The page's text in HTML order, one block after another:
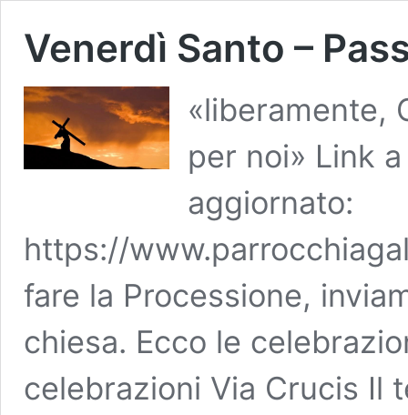
Venerdì Santo –
«liberamente,
per noi» Link
aggiornato:
https://
fare la Processione,
chiesa. Ecco le
celebrazioni Via Crucis Il